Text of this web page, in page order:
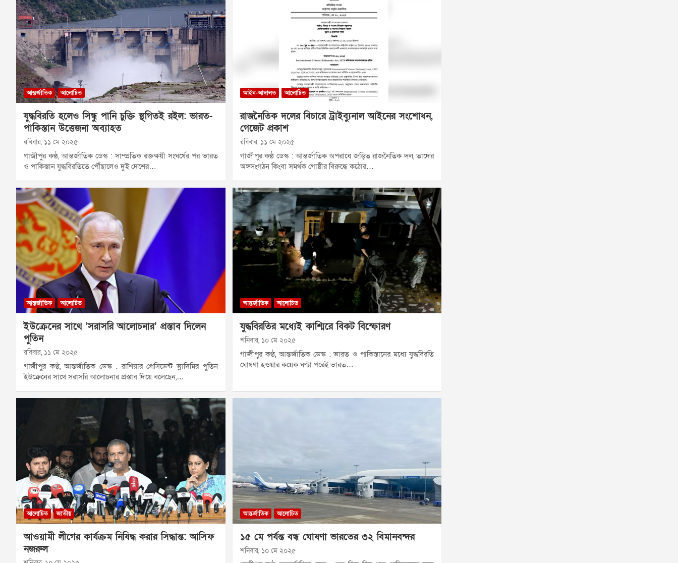
আন্তর্জাতিক আলোচিত
যুদ্ধবিরতি হলেও সিন্ধু পানি চুক্তি স্থগিতই রইল: ভারত-
পাকিস্তান উত্তেজনা অব্যাহত
রবিবার, ১১ মে ২০২৫
গাজীপুর কণ্ঠ, আন্তর্জাতিক ডেস্ক : সাম্প্রতিক রক্তক্ষয়ী সংঘর্ষের পর ভারত
ও পাকিস্তান যুদ্ধবিরতিতে পৌঁছালেও দুই দেশের…
আইন-আদালত আলোচিত
রাজনৈতিক দলের বিচারে ট্রাইব্যুনাল আইনের সংশোধন,
গেজেট প্রকাশ
রবিবার, ১১ মে ২০২৫
গাজীপুর কণ্ঠ ডেস্ক : আন্তর্জাতিক অপরাধে জড়িত রাজনৈতিক দল, তাদের
অঙ্গসংগঠন কিংবা সমর্থক গোষ্ঠীর বিরুদ্ধে কঠোর…
আন্তর্জাতিক আলোচিত
ইউক্রেনের সাথে ‘সরাসরি আলোচনার’ প্রস্তাব দিলেন
পুতিন
রবিবার, ১১ মে ২০২৫
গাজীপুর কণ্ঠ, আন্তর্জাতিক ডেস্ক : রাশিয়ার প্রেসিডেন্ট ভ্লাদিমির পুতিন
ইউক্রেনের সাথে সরাসরি আলোচনার প্রস্তাব দিয়ে বলেছেন,…
আন্তর্জাতিক আলোচিত
যুদ্ধবিরতির মধ্যেই কাশ্মিরে বিকট বিস্ফোরণ
শনিবার, ১০ মে ২০২৫
গাজীপুর কণ্ঠ, আন্তর্জাতিক ডেস্ক : ভারত ও পাকিস্তানের মধ্যে যুদ্ধবিরতি
ঘোষণা হওয়ার কয়েক ঘণ্টা পরেই ভারত…
আলোচিত জাতীয়
আওয়ামী লীগের কার্যক্রম নিষিদ্ধ করার সিদ্ধান্ত: আসিফ
নজরুল
আন্তর্জাতিক আলোচিত
১৫ মে পর্যন্ত বন্ধ ঘোষণা ভারতের ৩২ বিমানবন্দর
শনিবার, ১০ মে ২০২৫